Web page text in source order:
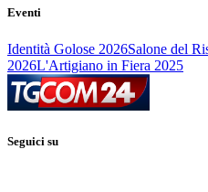
Eventi
Identità Golose 2026Salone del
2026L'Artigiano in Fiera 2025
Seguici su